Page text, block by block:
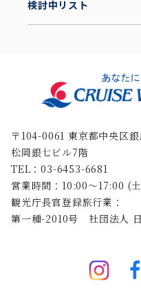
検討中リスト
〒104-0061 東京都中央区
松岡銀七ビル7階
TEL：03-6453-6681
営業時間：10:00〜17:00 (
観光庁長官登録旅行業：
第一種-2010号 社団法人